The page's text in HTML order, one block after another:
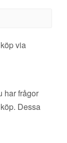
via
har frågor
Dessa